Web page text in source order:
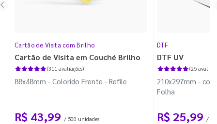
Cartão de Visita com Brilho
Cartão de Visita em Couché Brilho
(311 avaliações)
88x48mm - Colorido Frente - Refile
R$ 43,99 / 500 unidades
DTF
DTF UV
(25
210x297mm -
Folha
R$ 25,99 / 1